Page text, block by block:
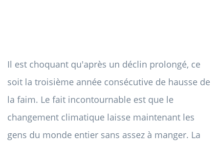
Il est choquant qu'après un déclin prolongé, ce
soit la troisième année consécutive de hausse de
la faim. Le fait incontournable est que le
changement climatique laisse maintenant les
gens du monde entier sans assez à manger. La